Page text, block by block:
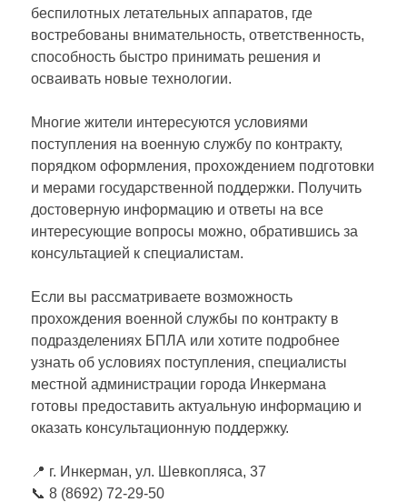
беспилотных летательных аппаратов, где
востребованы внимательность, ответственность,
способность быстро принимать решения и
осваивать новые технологии.
Многие жители интересуются условиями
поступления на военную службу по контракту,
порядком оформления, прохождением подготовки
и мерами государственной поддержки. Получить
достоверную информацию и ответы на все
интересующие вопросы можно, обратившись за
консультацией к специалистам.
Если вы рассматриваете возможность
прохождения военной службы по контракту в
подразделениях БПЛА или хотите подробнее
узнать об условиях поступления, специалисты
местной администрации города Инкермана
готовы предоставить актуальную информацию и
оказать консультационную поддержку.
📍 г. Инкерман, ул. Шевкопляса, 37
📞 8 (8692) 72-29-50